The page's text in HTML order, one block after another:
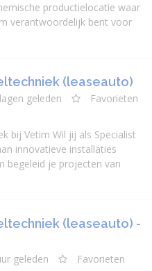
productielocatie waar
verantwoordelijk bent voor
(leaseauto)
geleden
Favorieten
bij Vetim Wil jij als Specialist
innovatieve installaties
begeleid je projecten van
(leaseauto) -
geleden
Favorieten